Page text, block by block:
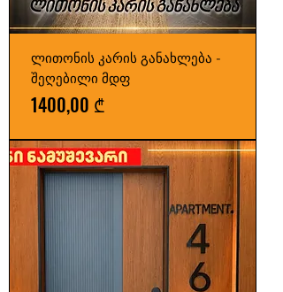
ლითონის კარის განახლება -
შეღებილი მდფ
Price
1400,00 ₾